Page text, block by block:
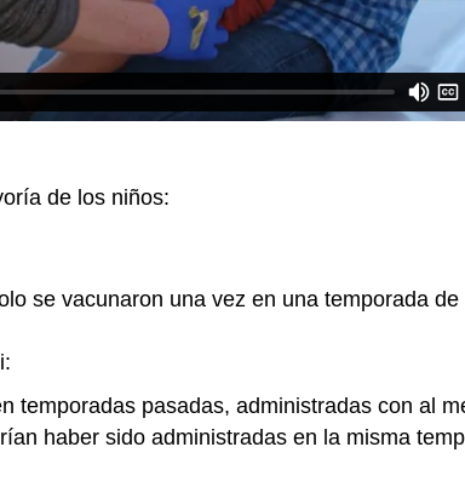
de los niños:
se vacunaron una vez en una temporada de
temporadas pasadas, administradas con al
haber sido administradas en la misma